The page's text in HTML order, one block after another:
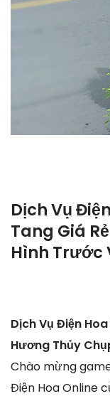
Dịch Vụ
Tang Giá
Hình Trước
Dịch Vụ Điện
Hương Thủy
Chào mừng
Điện Hoa Online